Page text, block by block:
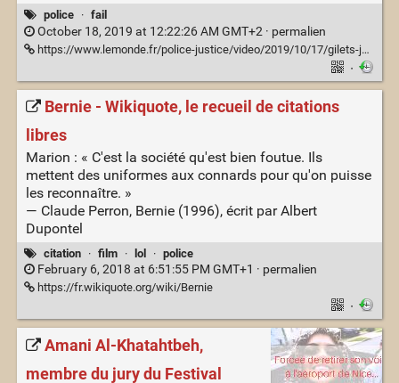
police · fail
October 18, 2019 at 12:22:26 AM GMT+2 · permalien
https://www.lemonde.fr/police-justice/video/2019/10/17/gilets-jaunes-comment-un-policier-a-tire-au-lbd-40-dans-la-tete-d-un-manifestant_6015828_1653578.html
·
Bernie - Wikiquote, le recueil de citations
libres
Marion : « C'est la société qu'est bien foutue. Ils
mettent des uniformes aux connards pour qu'on puisse
les reconnaître. »
— Claude Perron, Bernie (1996), écrit par Albert
Dupontel
citation · film · lol · police
February 6, 2018 at 6:51:55 PM GMT+1 · permalien
https://fr.wikiquote.org/wiki/Bernie
·
Amani Al-Khatahtbeh,
membre du jury du Festival